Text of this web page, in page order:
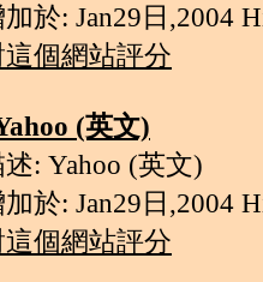
於: Jan29日,2004
這個網站評分
(英文)
: Yahoo (英文)
於: Jan29日,2004
這個網站評分